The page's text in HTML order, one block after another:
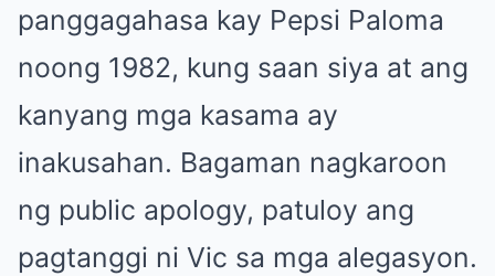
panggagahasa kay Pepsi Paloma
noong 1982, kung saan siya at ang
kanyang mga kasama ay
inakusahan. Bagaman nagkaroon
ng public apology, patuloy ang
pagtanggi ni Vic sa mga alegasyon.